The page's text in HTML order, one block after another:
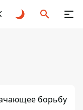
борьбу